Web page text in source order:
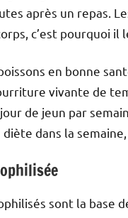
après un repas.
c’est pourquoi
en bonne
vivante de
de jeun par
dans la
sont la base